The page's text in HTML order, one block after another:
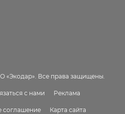
«Экодар». Все права защищены.
с нами Реклама
соглашение Карта сайта